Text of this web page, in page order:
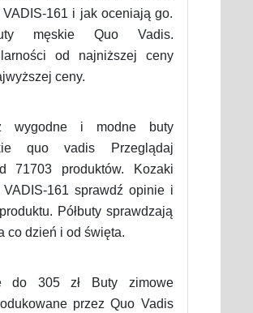
VADIS-161 i jak oceniają go.
męskie Quo Vadis.
od najniższej ceny
ceny.
wygodne i modne buty
quo vadis Przeglądaj
71703 produktów. Kozaki
VADIS-161 sprawdź opinie i
Półbuty sprawdzają
co dzień i od święta.
do 305 zł Buty zimowe
przez Quo Vadis